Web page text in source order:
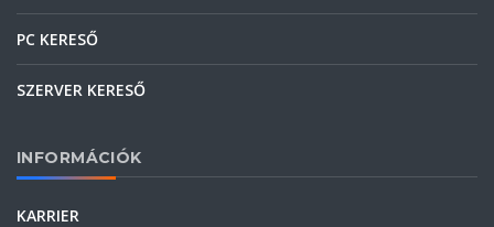
PC KERESŐ
SZERVER KERESŐ
INFORMÁCIÓK
KARRIER